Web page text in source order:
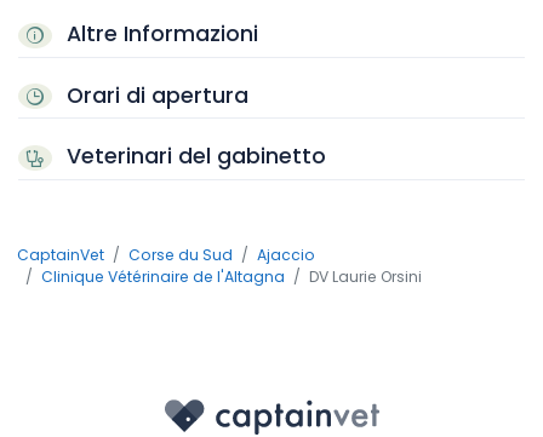
Altre Informazioni
Orari di apertura
Veterinari del gabinetto
CaptainVet Corse du Sud
Ajaccio
Clinique Vétérinaire de l'Altagna
DV Laurie Orsini